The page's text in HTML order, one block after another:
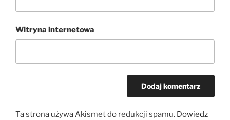
Witryna internetowa
Ta strona używa Akismet do redukcji spamu. Dowiedz